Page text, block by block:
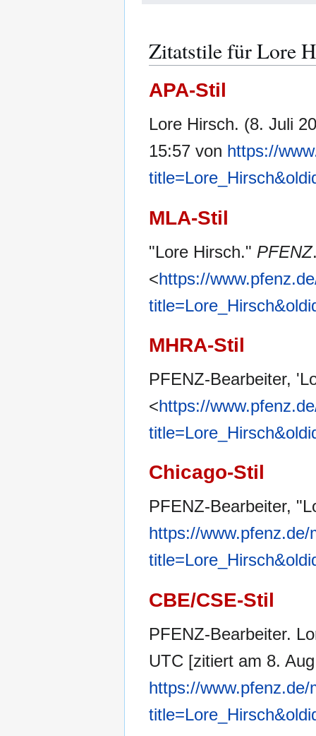
Zitatstile für Lore
APA-Stil
Lore Hirsch. (8. Juli
15:57 von https://
MLA-Stil
"Lore Hirsch." PFENZ
<https://
MHRA-Stil
PFENZ-Bearbeiter,
<https://
Chicago-Stil
PFENZ-Bearbeiter,
https://
CBE/CSE-Stil
PFENZ-Bearbeiter.
UTC [zitiert am 8.
https://